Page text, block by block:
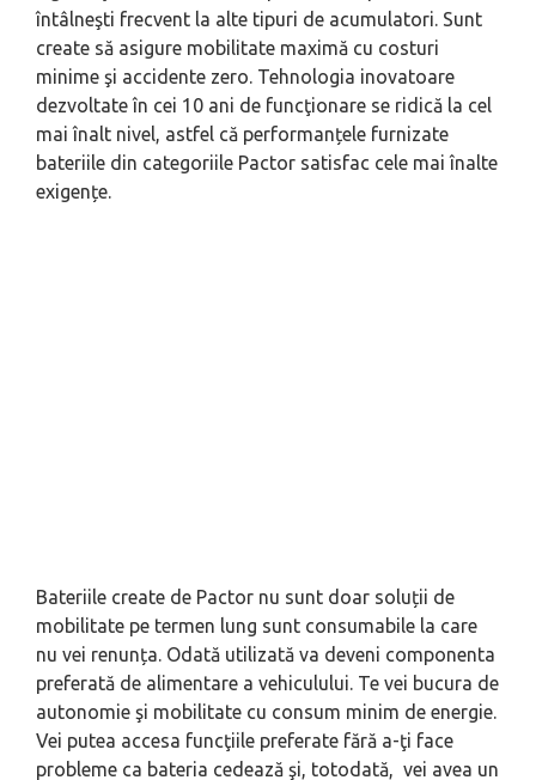
întâlneşti frecvent la alte tipuri de acumulatori. Sunt
create să asigure mobilitate maximă cu costuri
minime şi accidente zero. Tehnologia inovatoare
dezvoltate în cei 10 ani de funcţionare se ridică la cel
mai înalt nivel, astfel că performanțele furnizate
bateriile din categoriile Pactor satisfac cele mai înalte
exigențe.
Bateriile create de Pactor nu sunt doar soluții de
mobilitate pe termen lung sunt consumabile la care
nu vei renunța. Odată utilizată va deveni componenta
preferată de alimentare a vehiculului. Te vei bucura de
autonomie şi mobilitate cu consum minim de energie.
Vei putea accesa funcţiile preferate fără a-ţi face
probleme ca bateria cedează şi, totodată, vei avea un